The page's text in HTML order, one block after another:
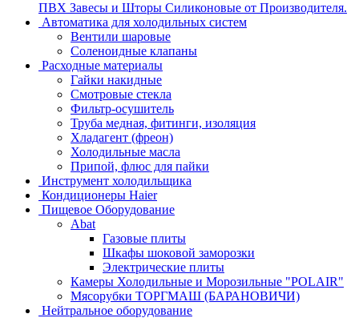
ПВХ Завесы и Шторы Силиконовые от Производителя.
Автоматика для холодильных систем
Вентили шаровые
Соленоидные клапаны
Расходные материалы
Гайки накидные
Смотровые стекла
Фильтр-осушитель
Труба медная, фитинги, изоляция
Хладагент (фреон)
Холодильные масла
Припой, флюс для пайки
Инструмент холодильщика
Кондиционеры Haier
Пищевое Оборудование
Abat
Газовые плиты
Шкафы шоковой заморозки
Электрические плиты
Камеры Холодильные и Морозильные "POLAIR"
Мясорубки ТОРГМАШ (БАРАНОВИЧИ)
Нейтральное оборудование